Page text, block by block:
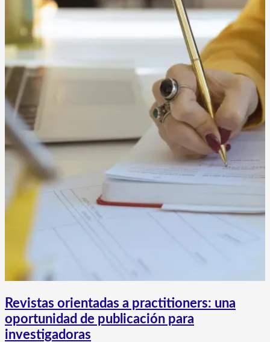
Revistas orientadas a practitioners: una
oportunidad de publicación para
investigadoras